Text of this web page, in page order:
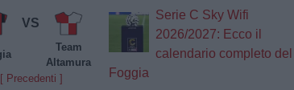
VS
Team
Altamura
[ Precedenti ]
Serie C Sky Wifi
2026/2027: Ecco il
calendario completo del
Foggia